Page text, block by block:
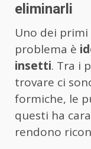
eliminarli
Uno dei
problema è
insetti. Tra i
trovare ci
formiche, le
questi ha
rendono